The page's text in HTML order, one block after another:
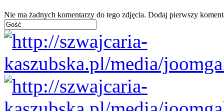
Nie ma żadnych komentarzy do tego zdjęcia. Dodaj pierwszy